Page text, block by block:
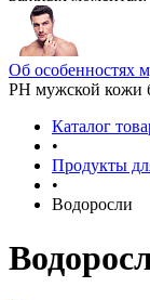
Об особенностях
РН мужской кожи
Каталог
•
Продукты
•
Водоросли